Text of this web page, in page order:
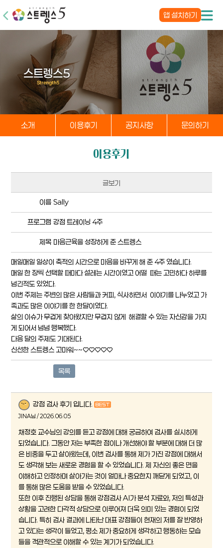
앱 설치하기
소개 이용후기 공지사항 문의하기
이용후기
글보기
이름 Sally
프로그램 강점 트레이닝 4주
제목 마음근육을 성장하게 준 스트렝스
매일매일 일상이 축적의 시간으로 마음을 바꾸게 해 준 4주 였습니다.
매일 한 장씩 선택할 때마다 설레는 시간이였고 어떨 때는 고민하다 하루를
넘긴적도 있었다.
이번 주제는 주변의 많은 사람들과 커피, 식사하면서 이야기를 나누었고 가
족과도 많은 이야기를 한 한달이였다.
삶의 이슈가 무겁게 찾아왔지만 무겁지 않게 해결할 수 있는 자신감을 가지
게 되어서 넘넘 행복했다.
다음 달의 주제도 기대된다.
신선한 스트렝스 고마워~~♡♡♡♡♡
목록
강점 검사 후기 입니다.
JINA님 / 2026.06.05
채정호 교수님의 강의를 듣고 강점에 대해 궁금하여 검사를 실시하게
되었습니다. 그동안 저는 부족한 점이나 개선해야 할 부분에 대해 더 많
은 비중을 두고 살아왔는데, 이번 검사를 통해 제가 가진 강점에 대해서
도 생각해 보는 새로운 경험을 할 수 있었습니다. 제 자신의 좋은 면을
이해하고 인정하며 살아가는 것이 얼마나 중요한지 깨닫게 되었고, 이
를 통해 많은 도움을 받을 수 있었습니다.
또한 이후 진행된 상담을 통해 강점검사 AI가 분석 자료와, 저의 특성과
상황을 고려한 다각적 상담으로 이루어져 더욱 의미 있는 경험이 되었
습니다. 특히 검사 결과에 나타난 대표 강점들이 현재의 저를 잘 반영하
고 있다는 생각이 들었고, 평소 제가 중요하게 생각하고 행동하는 모습
들을 객관적으로 이해할 수 있는 계기가 되었습니다.